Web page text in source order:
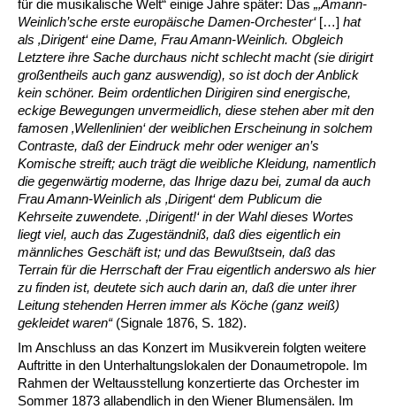
für die musikalische Welt“ einige Jahre später: Das „‚Amann-
Weinlich’sche erste europäische Damen-Orchester‘[…] hat
als ‚Dirigent‘ eine Dame, Frau Amann-Weinlich. Obgleich
Letztere ihre Sache durchaus nicht schlecht macht (sie dirigirt
großentheils auch ganz auswendig), so ist doch der Anblick
kein schöner. Beim ordentlichen Dirigiren sind energische,
eckige Bewegungen unvermeidlich, diese stehen aber mit den
famosen ‚Wellenlinien‘ der weiblichen Erscheinung in solchem
Contraste, daß der Eindruck mehr oder weniger an’s
Komische streift; auch trägt die weibliche Kleidung, namentlich
die gegenwärtig moderne, das Ihrige dazu bei, zumal da auch
Frau Amann-Weinlich als ‚Dirigent‘ dem Publicum die
Kehrseite zuwendete. ‚Dirigent!‘ in der Wahl dieses Wortes
liegt viel, auch das Zugeständniß, daß dies eigentlich ein
männliches Geschäft ist; und das Bewußtsein, daß das
Terrain für die Herrschaft der Frau eigentlich anderswo als hier
zu finden ist, deutete sich auch darin an, daß die unter ihrer
Leitung stehenden Herren immer als Köche (ganz weiß)
gekleidet waren“(Signale 1876, S. 182).
Im Anschluss an das Konzert im Musikverein folgten weitere
Auftritte in den Unterhaltungslokalen der Donaumetropole. Im
Rahmen der Weltausstellung konzertierte das Orchester im
Sommer 1873 allabendlich in den Wiener Blumensälen. Im